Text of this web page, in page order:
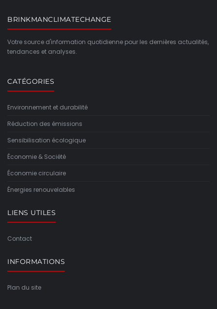
BRINKMANCLIMATECHANGE
Votre source d'information quotidienne pour les dernières actualités,
tendances et analyses.
CATÉGORIES
Environnement et durabilité
Réduction des émissions
Sensibilisation écologique
Économie & Société
Économie circulaire
Énergies renouvelables
LIENS UTILES
Contact
INFORMATIONS
Plan du site